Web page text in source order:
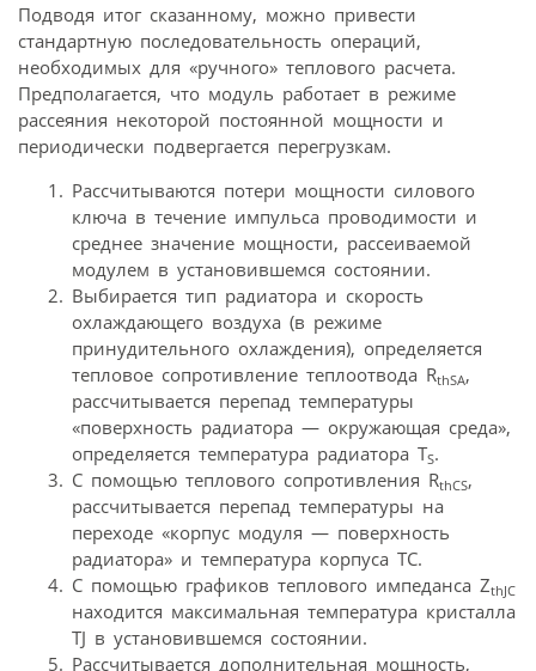
Подводя итог сказанному, можно привести
стандартную последовательность операций,
необходимых для «ручного» теплового расчета.
Предполагается, что модуль работает в режиме
рассеяния некоторой постоянной мощности и
периодически подвергается перегрузкам.
Рассчитываются потери мощности силового
ключа в течение импульса проводимости и
среднее значение мощности, рассеиваемой
модулем в установившемся состоянии.
Выбирается тип радиатора и скорость
охлаждающего воздуха (в режиме
принудительного охлаждения), определяется
тепловое сопротивление теплоотвода RthSA,
рассчитывается перепад температуры
«поверхность радиатора — окружающая среда»,
определяется температура радиатора TS.
С помощью теплового сопротивления RthCS,
рассчитывается перепад температуры на
переходе «корпус модуля — поверхность
радиатора» и температура корпуса TC.
С помощью графиков теплового импеданса ZthJC
находится максимальная температура кристалла
TJ в установившемся состоянии.
Рассчитывается дополнительная мощность,